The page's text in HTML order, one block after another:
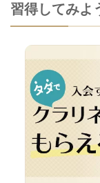
習得してみよ